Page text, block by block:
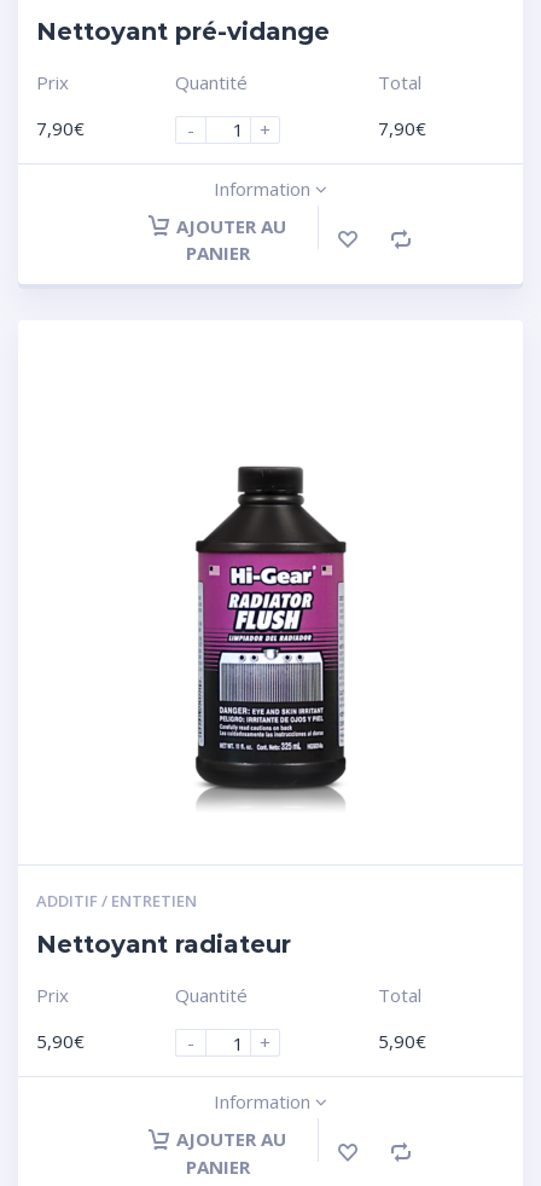
Nettoyant pré-vidange
Prix
7,90€
Quantité
-
+
Total
7,90€
Information
AJOUTER AU
PANIER
ADDITIF / ENTRETIEN
Nettoyant radiateur
Prix
5,90€
Quantité
-
+
Total
5,90€
Information
AJOUTER AU
PANIER